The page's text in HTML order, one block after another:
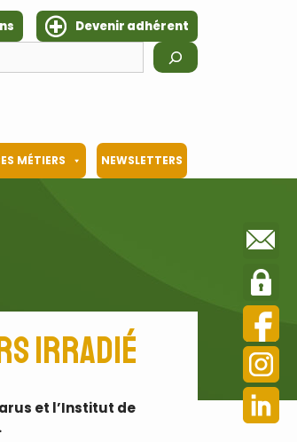
Devenir adhérent
MÉTIERS NEWSLETTERS
irradié
et l’Institut de